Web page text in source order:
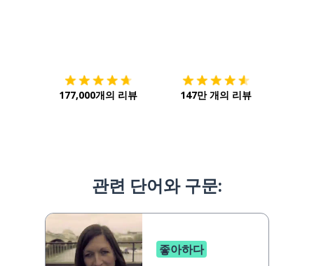
177,000개의 리뷰 147만 개의 리뷰
관련 단어와 구문:
좋아하다